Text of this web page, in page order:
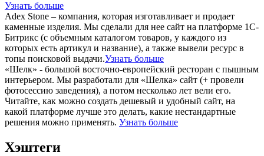
Узнать больше
Adex Stone – компания, которая изготавливает и продает
каменные изделия. Мы сделали для нее сайт на платформе 1С-
Битрикс (с объемным каталогом товаров, у каждого из
которых есть артикул и название), а также вывели ресурс в
топы поисковой выдачи.Узнать больше
«Шелк» - большой восточно-европейский ресторан с пышным
интерьером. Мы разработали для «Шелка» сайт (+ провели
фотосессию заведения), а потом несколько лет вели его.
Читайте, как можно создать дешевый и удобный сайт, на
какой платформе лучше это делать, какие нестандартные
решения можно применять. Узнать больше
Хэштеги